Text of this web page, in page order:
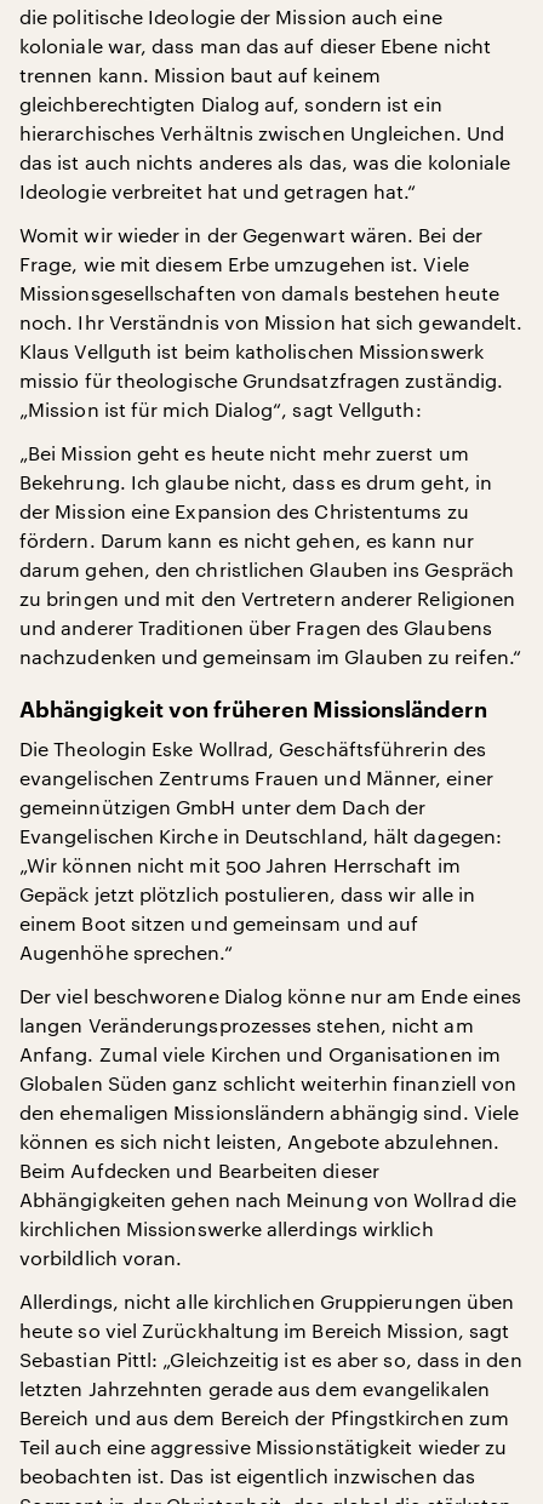
die politische Ideologie der Mission auch eine
koloniale war, dass man das auf dieser Ebene nicht
trennen kann. Mission baut auf keinem
gleichberechtigten Dialog auf, sondern ist ein
hierarchisches Verhältnis zwischen Ungleichen. Und
das ist auch nichts anderes als das, was die koloniale
Ideologie verbreitet hat und getragen hat.“
Womit wir wieder in der Gegenwart wären. Bei der
Frage, wie mit diesem Erbe umzugehen ist. Viele
Missionsgesellschaften von damals bestehen heute
noch. Ihr Verständnis von Mission hat sich gewandelt.
Klaus Vellguth ist beim katholischen Missionswerk
missio für theologische Grundsatzfragen zuständig.
„Mission ist für mich Dialog“, sagt Vellguth:
„Bei Mission geht es heute nicht mehr zuerst um
Bekehrung. Ich glaube nicht, dass es drum geht, in
der Mission eine Expansion des Christentums zu
fördern. Darum kann es nicht gehen, es kann nur
darum gehen, den christlichen Glauben ins Gespräch
zu bringen und mit den Vertretern anderer Religionen
und anderer Traditionen über Fragen des Glaubens
nachzudenken und gemeinsam im Glauben zu reifen.“
Abhängigkeit von früheren Missionsländern
Die Theologin Eske Wollrad, Geschäftsführerin des
evangelischen Zentrums Frauen und Männer, einer
gemeinnützigen GmbH unter dem Dach der
Evangelischen Kirche in Deutschland, hält dagegen:
„Wir können nicht mit 500 Jahren Herrschaft im
Gepäck jetzt plötzlich postulieren, dass wir alle in
einem Boot sitzen und gemeinsam und auf
Augenhöhe sprechen.“
Der viel beschworene Dialog könne nur am Ende eines
langen Veränderungsprozesses stehen, nicht am
Anfang. Zumal viele Kirchen und Organisationen im
Globalen Süden ganz schlicht weiterhin finanziell von
den ehemaligen Missionsländern abhängig sind. Viele
können es sich nicht leisten, Angebote abzulehnen.
Beim Aufdecken und Bearbeiten dieser
Abhängigkeiten gehen nach Meinung von Wollrad die
kirchlichen Missionswerke allerdings wirklich
vorbildlich voran.
Allerdings, nicht alle kirchlichen Gruppierungen üben
heute so viel Zurückhaltung im Bereich Mission, sagt
Sebastian Pittl: „Gleichzeitig ist es aber so, dass in den
letzten Jahrzehnten gerade aus dem evangelikalen
Bereich und aus dem Bereich der Pfingstkirchen zum
Teil auch eine aggressive Missionstätigkeit wieder zu
beobachten ist. Das ist eigentlich inzwischen das